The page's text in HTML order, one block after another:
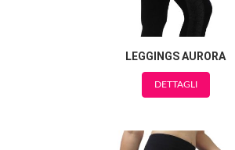
LEGGINGS AURORA
DETTAGLI